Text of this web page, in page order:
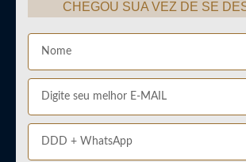
CHEGOU SUA VEZ DE SE